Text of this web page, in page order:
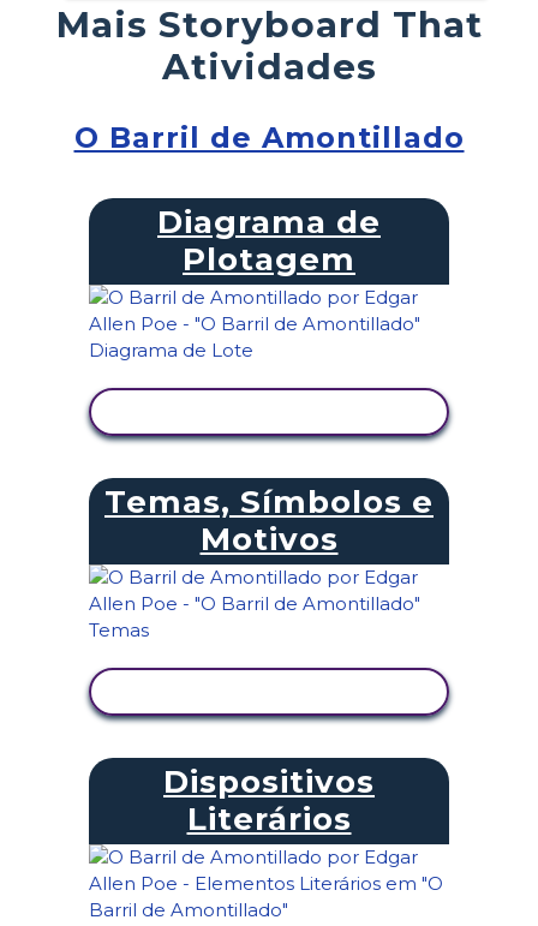
Mais Storyboard That
Atividades
O Barril de Amontillado
Diagrama de
Plotagem
Temas, Símbolos e
Motivos
Dispositivos
Literários